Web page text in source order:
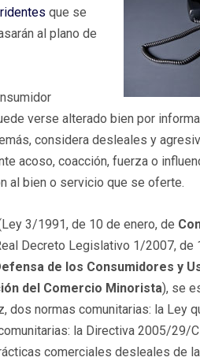
que se
al plano de
verse alterado bien por
considera desleales y
acoso, coacción, fuerza o
al bien o servicio que se oferte.
3/1991, de 10 de enero, de
Decreto Legislativo 1/2007, de
de los Consumidores y
del Comercio Minorista), se
dos normas comunitarias: la Ley
la Directiva 2005/29/
comerciales desleales de